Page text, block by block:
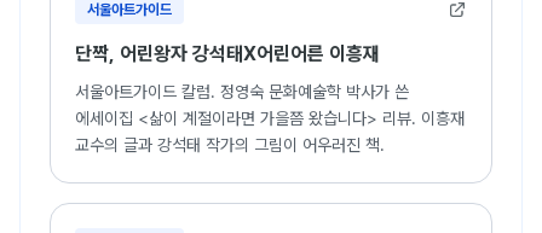
서울아트가이드
단짝, 어린왕자 강석태X어린어른 이흥재
서울아트가이드 칼럼. 정영숙 문화예술학 박사가 쓴
에세이집 <삶이 계절이라면 가을쯤 왔습니다> 리뷰. 이흥재
교수의 글과 강석태 작가의 그림이 어우러진 책.